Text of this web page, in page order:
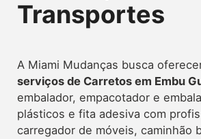
Transportes
A Miami Mudanças busca
serviços de Carretos em Embu
embalador, empacotador e
plásticos e fita adesiva com
carregador de móveis, caminhão